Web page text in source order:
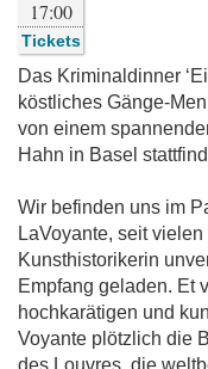
17:00
Tickets
Das Kriminaldinner
köstliches Gänge-
von einem
Hahn in Basel
Wir befinden uns im
LaVoyante, seit
Kunsthistorikerin
Empfang geladen. Et
hochkarätigen und
Voyante plötzlich die
des Louvres, die